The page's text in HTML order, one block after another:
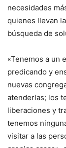
necesidades
quienes llevan
búsqueda de
«Tenemos a un
predicando y
nuevas
atenderlas; los
liberaciones y
tenemos
visitar a las